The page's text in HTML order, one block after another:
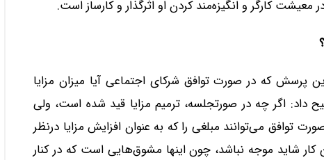
کارگر و انگیزه‌مند کردن او اثرگذار و کارساز است.
پرسش که در صورت توافق شرکای اجتماعی آیا میزان مزایا
داد: اگر چه در صورتجلسه، ترمیم مزایا قید شده است، ولی
توافق می‌توانند مبلغی را که به عنوان افزایش مزایا درنظر
کار شاید موجه نباشد، چون اینها مشوق‌هایی است که در کنار